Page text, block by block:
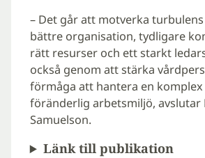
– Det går att motverka
bättre organisation, tydligare
rätt resurser och ett starkt
också genom att stärka
förmåga att hantera en komplex
föränderlig arbetsmiljö, avslutar
Samuelson.
Länk till publikation